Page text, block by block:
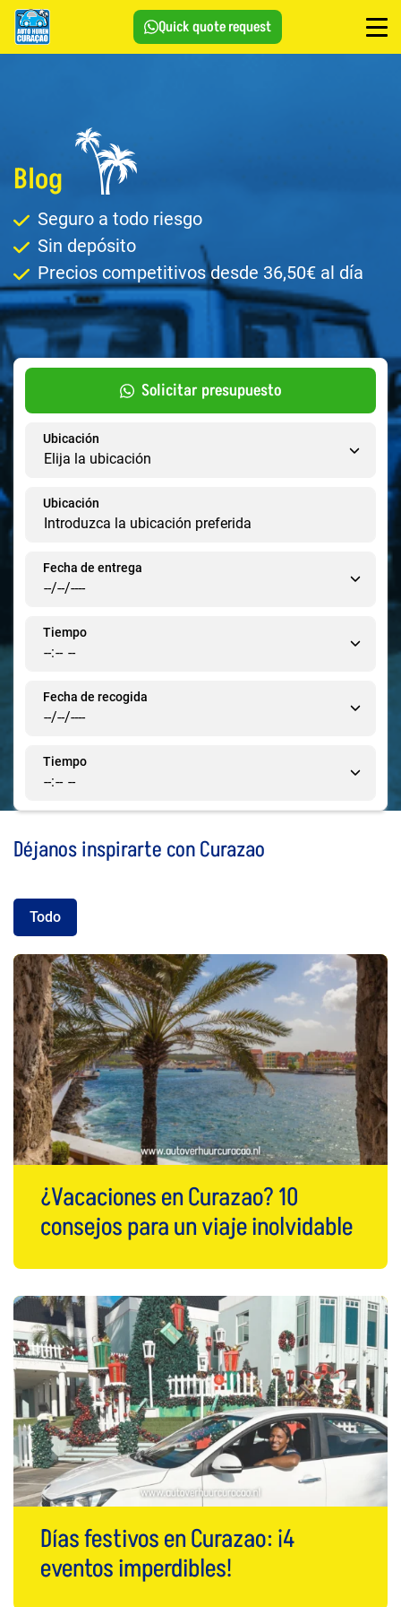
Quick quote request
Blog
Seguro a todo riesgo
Sin depósito
Precios competitivos desde 36,50€ al día
Solicitar presupuesto
Ubicación
Ubicación
Fecha de entrega
Tiempo
Fecha de recogida
Tiempo
Déjanos inspirarte con Curazao
Todo
¿Vacaciones en Curazao? 10
consejos para un viaje inolvidable
Días festivos en Curazao: ¡4
eventos imperdibles!